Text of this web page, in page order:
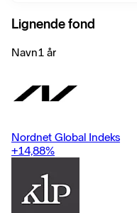
Lignende fond
Navn1 år
Nordnet Global Indeks
+14,88%